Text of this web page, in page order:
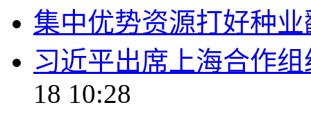
集中优势资源打好种
习近平出席上海合作
18 10:28